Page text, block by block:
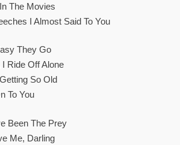
The Movies
I Almost Said To You
They Go
Ride Off Alone
So Old
To You
Been The Prey
Me, Darling